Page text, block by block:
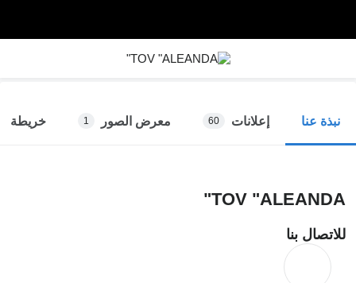
نبذة عنا إعلانات 60 معرض الصور 1 خريطة
TOV "ALEANDA"
للاتصال بنا